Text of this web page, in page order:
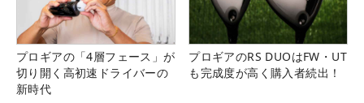
プロギアの「4層フェース」が
切り開く高初速ドライバーの
新時代
プロギアのRS DUOはFW・UT
も完成度が高く購入者続出！